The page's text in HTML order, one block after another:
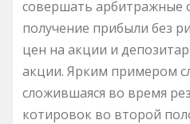
совершать арбитражные
получение прибыли без
цен на акции и
акции. Ярким примером
сложившаяся во время
котировок во второй